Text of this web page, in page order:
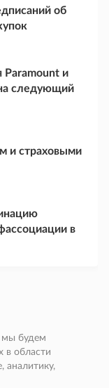
об
Paramount и
следующий
и страховыми
в
мы будем
в области
аналитику,